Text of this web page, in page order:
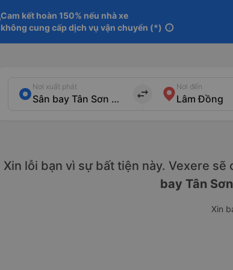
Cam kết hoàn 150% nếu nhà xe
không cung cấp dịch vụ vận chuyển (*) info
Nơi xuất phát
import_export
Nơi đến
Xin lỗi bạn vì sự bất tiện này. Vexere
bay Tân
Xin